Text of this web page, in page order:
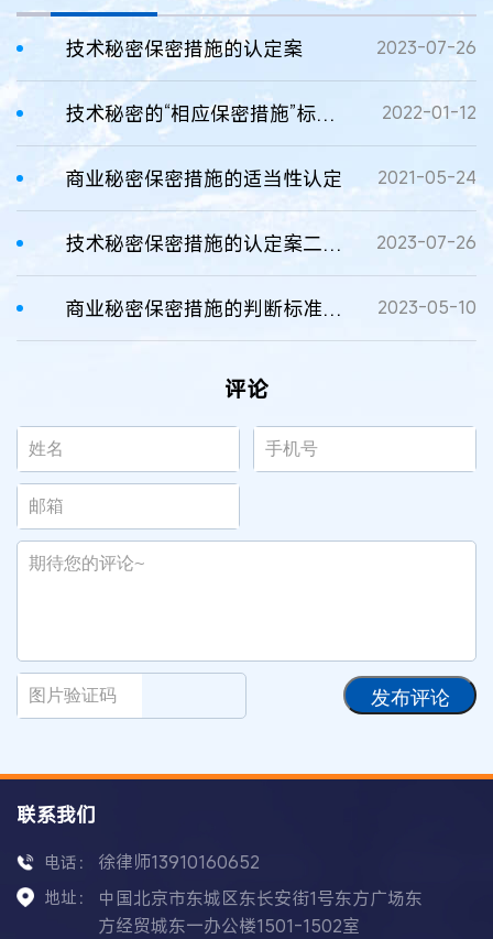
技术秘密保密措施的认定案 2023-07-26
技术秘密的“相应保密措施”标准认定 2022-01-12
商业秘密保密措施的适当性认定 2021-05-24
技术秘密保密措施的认定案二审民事判决书 2023-07-26
商业秘密保密措施的判断标准探析 2023-05-10
评论
发布评论
联系我们
电话： 徐律师13910160652
地址：
中国北京市东城区东长安街1号东方广场东
方经贸城东一办公楼1501-1502室